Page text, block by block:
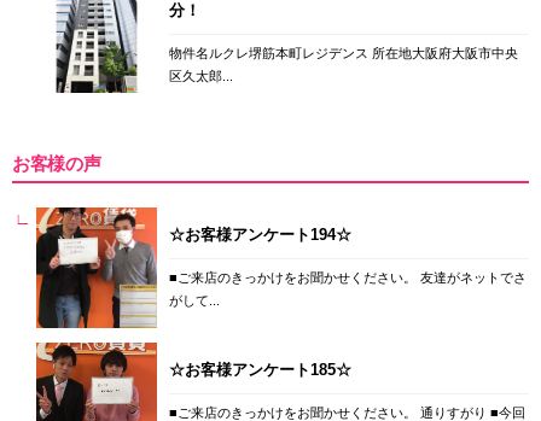
分！
物件名ルクレ堺筋本町レジデンス 所在地大阪府大阪市中央
区久太郎...
お客様の声
☆お客様アンケート194☆
■ご来店のきっかけをお聞かせください。 友達がネットでさ
がして...
☆お客様アンケート185☆
■ご来店のきっかけをお聞かせください。 通りすがり ■今回